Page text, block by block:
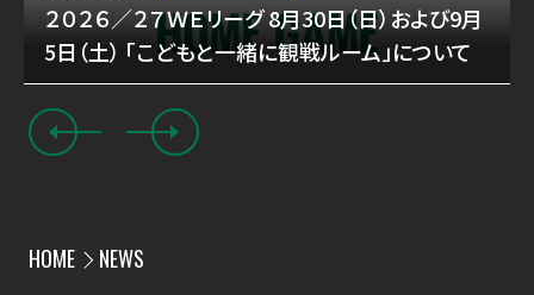
２０２６／２７ＷＥリーグ 8月30日（日）および9月
5日（土） 「こどもと一緒に観戦ルーム」について
HOME NEWS